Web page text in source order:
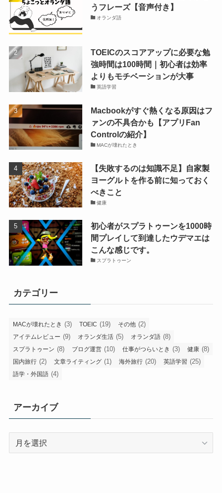
うフレーズ【音声付き】
オランダ語
TOEICのスコアアップに必要な勉
強時間は100時間｜初心者は効率
よりもモチベーションが大事
英語学習
Macbookがすぐ熱くなる原因はフ
ァンの不具合かも【アプリFan
Controlの紹介】
MACが壊れたとき
【失敗するのは知識不足】自家製
ヨーグルトを作る前に知っておく
べきこと
健康
初心者がスプラトゥーンを1000時
間プレイして到達したウデマエは
こんな感じです。
スプラトゥーン
カテゴリー
MACが壊れたとき (3) TOEIC (19) その他 (2)
アイテムレビュー (9) オランダ生活 (5) オランダ語 (8)
スプラトゥーン (8) ブログ運営 (10) 仕事がつらいとき (3) 健康 (8)
国内旅行 (2) 文章ライティング (1) 海外旅行 (20) 英語学習 (25)
語学・外国語 (4)
アーカイブ